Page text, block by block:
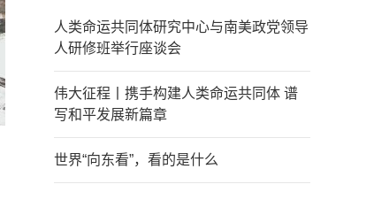
人类命运共同体研究中心与南美政党领导
人研修班举行座谈会
伟大征程丨携手构建人类命运共同体 谱
写和平发展新篇章
世界“向东看”，看的是什么